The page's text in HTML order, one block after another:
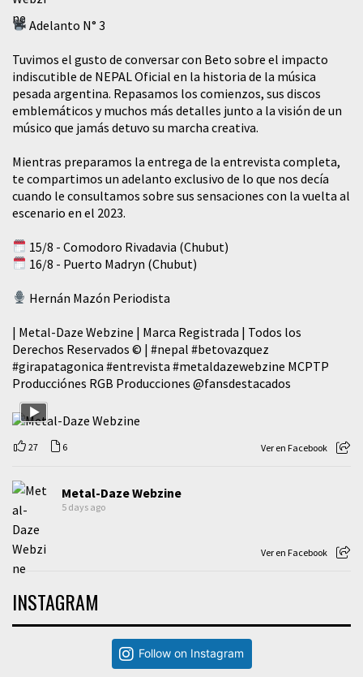
Adelanto N° 3
Tuvimos el gusto de conversar con Beto sobre el impacto
indiscutible de NEPAL Oficial en la historia de la música
pesada argentina. Repasamos los comienzos, sus discos
emblemáticos y muchos más detalles junto a la visión de un
músico que jamás detuvo su marcha creativa.
Mientras preparamos la entrega de la entrevista completa,
te compartimos un adelanto exclusivo de lo que nos decía
cuando le consultamos sobre sus sensaciones con la vuelta al
escenario en el 2023.
15/8 - Comodoro Rivadavia (Chubut)
16/8 - Puerto Madryn (Chubut)
Hernán Mazón Periodista
| Metal-Daze Webzine | Marca Registrada | Todos los
Derechos Reservados © | #nepal #betovazquez
#girapatagonica #entrevista #metaldazewebzine MCPTP
Producciónes RGB Producciones @fansdestacados
27 6 Ver en Facebook
Metal-Daze Webzine
5 days ago
Ver en Facebook
INSTAGRAM
Follow on Instagram